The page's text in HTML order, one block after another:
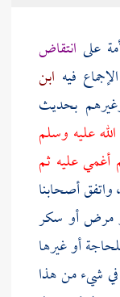
على انتقاض
فيه ابن
بحديث
عليه وسلم
أغمي عليه ثم
، واتفق أصحابنا
مرض أو سكر
أو غيرها
شيء من هذا